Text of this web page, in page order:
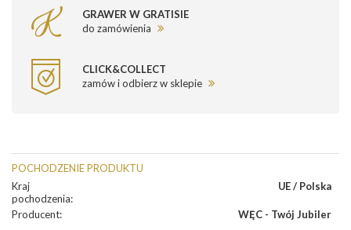
GRAWER W GRATISIE
do zamówienia
CLICK&COLLECT
zamów i odbierz w sklepie
POCHODZENIE PRODUKTU
Kraj
pochodzenia:
UE / Polska
Producent: WĘC - Twój Jubiler